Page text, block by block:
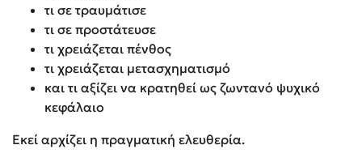
τι σε τραυμάτισε
τι σε προστάτευσε
τι χρειάζεται πένθος
τι χρειάζεται μετασχηματισμό
και τι αξίζει να κρατηθεί ως ζωντανό ψυχικό
κεφάλαιο
Εκεί αρχίζει η πραγματική ελευθερία.